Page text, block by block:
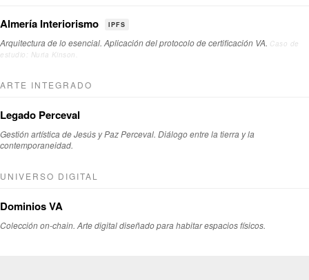
Almería Interiorismo IPFS
Arquitectura de lo esencial. Aplicación del protocolo de certificación VA. Caso de
estudio: Nuria Kinson.
ARTE INTEGRADO
Legado Perceval
Gestión artística de Jesús y Paz Perceval. Diálogo entre la tierra y la
contemporaneidad.
UNIVERSO DIGITAL
Dominios VA
Colección on-chain. Arte digital diseñado para habitar espacios físicos.